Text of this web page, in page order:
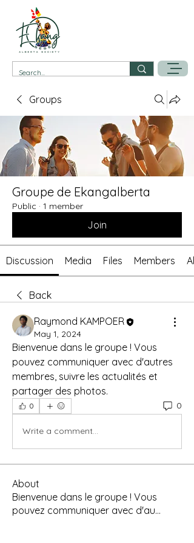
Groups
Groupe de Ekangalberta
Public · 1 member
Join
Discussion Media Files Members
Back
Raymond KAMPOER
May 1, 2024
Bienvenue dans le groupe ! Vous
pouvez communiquer avec d'autres
membres, suivre les actualités et
partager des photos.
0 0
Write a comment...
About
Bienvenue dans le groupe ! Vous
pouvez communiquer avec d'au...